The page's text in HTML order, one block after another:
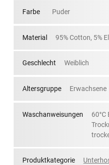
Farbe Puder
Material 95% Cotton, 5%
Geschlecht Weiblich
Altersgruppe Erwachsene
Waschanweisungen
Produktkategorie